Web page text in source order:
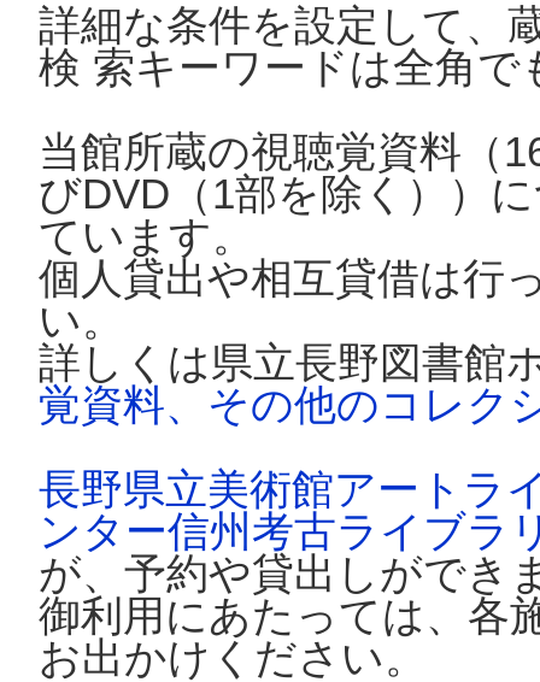
詳細な条件を設定して、
検 索キーワードは全角
当館所蔵の視聴覚資料（
びDVD（1部を除く））
ています。
個人貸出や相互貸借は行
い。
詳しくは県立長野図書館
覚資料、その他のコレク
長野県立美術館アートラ
ンター信州考古ライブラ
が、予約や貸出しができ
御利用にあたっては、各
お出かけください。